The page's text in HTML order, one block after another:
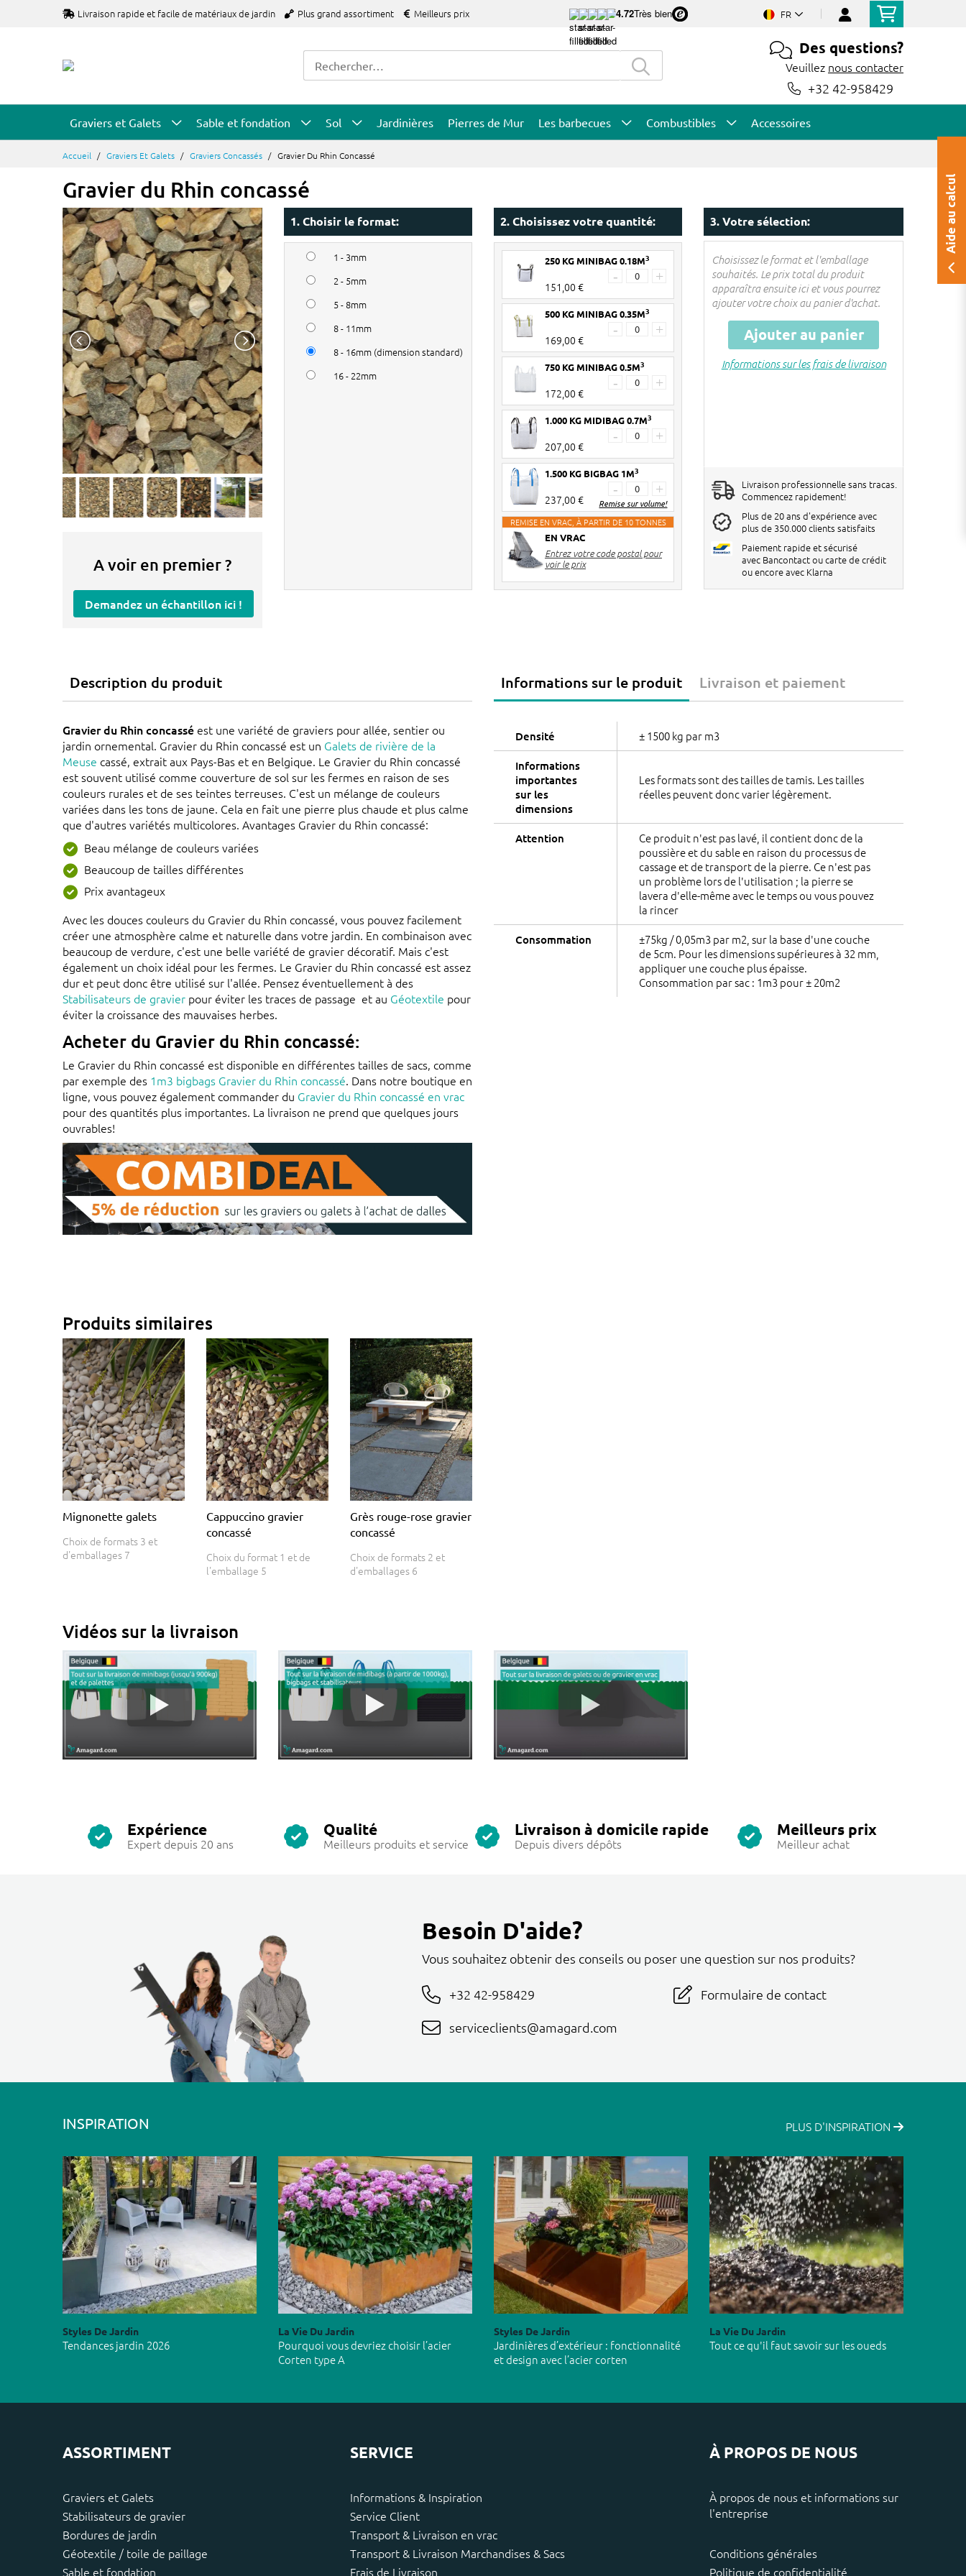
Livraison rapide et facile de matériaux de jardin Plus grand assortiment Meilleurs prix 4.72Très bien FR
Des questions?
Veuillez nous contacter
+32 42-958429
Graviers et Galets Sable et fondation Sol Jardinières Pierres de Mur Les barbecues Combustibles Accessoires
Accueil Graviers Et Galets Graviers Concassés Gravier Du Rhin Concassé
Gravier du Rhin concassé
A voir en premier ?
Demandez un échantillon ici !
1. Choisir le format:
1 - 3mm
2 - 5mm
5 - 8mm
8 - 11mm
8 - 16mm (dimension standard)
16 - 22mm
2. Choisissez votre quantité:
250 KG MINIBAG 0.18M3
151,00 €
- +
500 KG MINIBAG 0.35M3
169,00 €
- +
750 KG MINIBAG 0.5M3
172,00 €
- +
1.000 KG MIDIBAG 0.7M3
207,00 €
- +
1.500 KG BIGBAG 1M3
237,00 €
- +
Remise sur volume!
3-4 pièces € 10 de réduction par big bag
€ 12 de réduction par big bag
REMISE EN VRAC, À PARTIR DE 10 TONNES
EN VRAC
Entrez votre code postal pour
voir le prix
3. Votre sélection:
Choisissez le format et l'emballage
souhaités. Le prix total du produit
apparaîtra ensuite ici et vous pourrez
ajouter votre choix au panier d'achat.
Ajouter au panier
Informations sur les frais de livraison
Livraison professionnelle sans tracas.
Commencez rapidement!
Plus de 20 ans d'expérience avec
plus de 350.000 clients satisfaits
Paiement rapide et sécurisé
avec Bancontact ou carte de crédit
ou encore avec Klarna
Description du produit
Gravier du Rhin concassé est une variété de graviers pour allée, sentier ou
jardin ornemental. Gravier du Rhin concassé est un Galets de rivière de la
Meuse cassé, extrait aux Pays-Bas et en Belgique. Le Gravier du Rhin concassé
est souvent utilisé comme couverture de sol sur les fermes en raison de ses
couleurs rurales et de ses teintes terreuses. C'est un mélange de couleurs
variées dans les tons de jaune. Cela en fait une pierre plus chaude et plus calme
que d'autres variétés multicolores. Avantages Gravier du Rhin concassé:
Beau mélange de couleurs variées
Beaucoup de tailles différentes
Prix avantageux
Avec les douces couleurs du Gravier du Rhin concassé, vous pouvez facilement
créer une atmosphère calme et naturelle dans votre jardin. En combinaison avec
beaucoup de verdure, c'est une belle variété de gravier décoratif. Mais c'est
également un choix idéal pour les fermes. Le Gravier du Rhin concassé est assez
dur et peut donc être utilisé sur l'allée. Pensez éventuellement à des
Stabilisateurs de gravier pour éviter les traces de passage et au Géotextile pour
éviter la croissance des mauvaises herbes.
Acheter du Gravier du Rhin concassé:
Le Gravier du Rhin concassé est disponible en différentes tailles de sacs, comme
par exemple des 1m3 bigbags Gravier du Rhin concassé. Dans notre boutique en
ligne, vous pouvez également commander du Gravier du Rhin concassé en vrac
pour des quantités plus importantes. La livraison ne prend que quelques jours
ouvrables!
Informations sur le produit
Densité ± 1500 kg par m3
Informations
importantes
sur les
dimensions
Les formats sont des tailles de tamis. Les tailles
réelles peuvent donc varier légèrement.
Attention
Ce produit n'est pas lavé, il contient donc de la
poussière et du sable en raison du processus de
cassage et de transport de la pierre. Ce n'est pas
un problème lors de l'utilisation ; la pierre se
lavera d'elle-même avec le temps ou vous pouvez
la rincer
Consommation
±75kg / 0,05m3 par m2, sur la base d'une couche
de 5cm. Pour les dimensions supérieures à 32 mm,
appliquer une couche plus épaisse.
Consommation par sac : 1m3 pour ± 20m2
Livraison et paiement
Produits similaires
Mignonette galets
Choix de formats 3 et
d'emballages 7
Cappuccino gravier
concassé
Choix du format 1 et de
l'emballage 5
Grès rouge-rose gravier
concassé
Choix de formats 2 et
d'emballages 6
Vidéos sur la livraison
Expérience
Expert depuis 20 ans
Qualité
Meilleurs produits et service
Livraison à domicile rapide
Depuis divers dépôts
Meilleurs prix
Meilleur achat
Besoin D'aide?
Vous souhaitez obtenir des conseils ou poser une question sur nos produits?
+32 42-958429
serviceclients@amagard.com
Formulaire de contact
INSPIRATION PLUS D'INSPIRATION
Styles De Jardin
Tendances jardin 2026
La Vie Du Jardin
Pourquoi vous devriez choisir l’acier
Corten type A
Styles De Jardin
Jardinières d’extérieur : fonctionnalité
et design avec l’acier corten
La Vie Du Jardin
Tout ce qu'il faut savoir sur les oueds
ASSORTIMENT
Graviers et Galets
Stabilisateurs de gravier
Bordures de jardin
Géotextile / toile de paillage
Sable et fondation
SERVICE
Informations & Inspiration
Service Client
Transport & Livraison en vrac
Transport & Livraison Marchandises & Sacs
Frais de Livraison
À PROPOS DE NOUS
À propos de nous et informations sur
l'entreprise
Conditions générales
Politique de confidentialité
Aide au calcul